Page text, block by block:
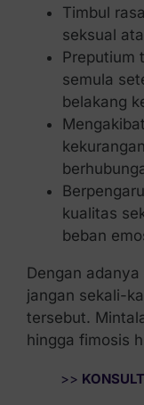
Timbul
seksual
Preputium
semula
belakang
kualitas
beban
Dengan
jangan sekali-
tersebut.
hingga fimosis
>>